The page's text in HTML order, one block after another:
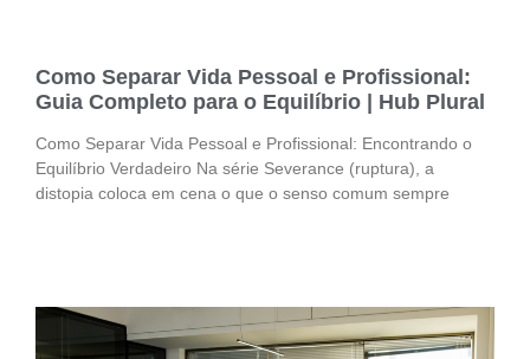
Como Separar Vida Pessoal e Profissional:
Guia Completo para o Equilíbrio | Hub Plural
Como Separar Vida Pessoal e Profissional: Encontrando o
Equilíbrio Verdadeiro Na série Severance (ruptura), a
distopia coloca em cena o que o senso comum sempre